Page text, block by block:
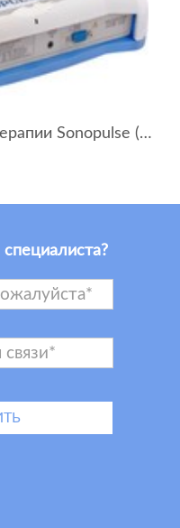
Аппарат ультразвуковой терапии Sonopulse (мультичастотный 1 и 3 Мгц)